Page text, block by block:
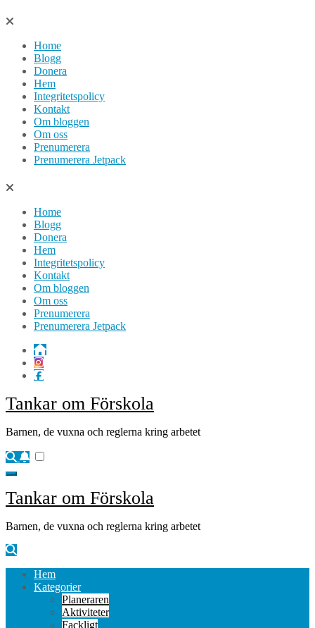
Hoppa
innehållHome
Blogg
Donera
Hem
Integritetspolicy
Kontakt
Om bloggen
Om oss
Prenumerera
Prenumerera Jetpack
Home
Blogg
Donera
Hem
Integritetspolicy
Kontakt
Om bloggen
Om oss
Prenumerera
Prenumerera Jetpack
Tankar om Förskola
Barnen, de vuxna och reglerna kring arbetet
Tankar om Förskola
Barnen, de vuxna och reglerna kring arbetet
Hem
Kategorier
Planeraren
Aktiviteter
Fackligt